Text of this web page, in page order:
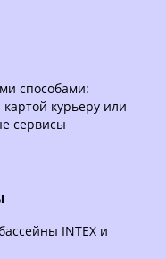
способами:
курьеру или
сервисы
INTEX и